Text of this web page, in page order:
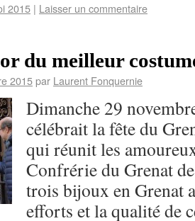
2015 | Laisser un commentaire
du meilleur
2015par Laurent Fonquernie
Dimanche 29
célébrait la fête du
qui réunit les
Confrérie du Grenat
trois bijoux en Grenat
efforts et la qualité de